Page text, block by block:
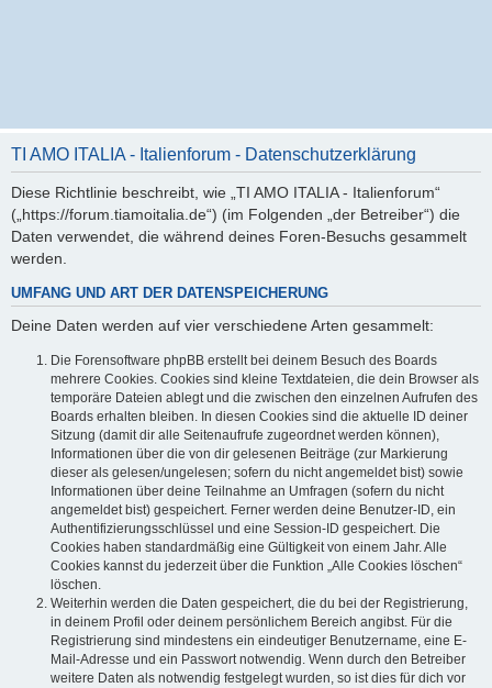
TI AMO ITALIA - Italienforum - Datenschutzerklärung
Diese Richtlinie beschreibt, wie „TI AMO ITALIA - Italienforum“
(„https://forum.tiamoitalia.de“) (im Folgenden „der Betreiber“) die
Daten verwendet, die während deines Foren-Besuchs gesammelt
werden.
UMFANG UND ART DER DATENSPEICHERUNG
Deine Daten werden auf vier verschiedene Arten gesammelt:
Die Forensoftware phpBB erstellt bei deinem Besuch des Boards
mehrere Cookies. Cookies sind kleine Textdateien, die dein Browser als
temporäre Dateien ablegt und die zwischen den einzelnen Aufrufen des
Boards erhalten bleiben. In diesen Cookies sind die aktuelle ID deiner
Sitzung (damit dir alle Seitenaufrufe zugeordnet werden können),
Informationen über die von dir gelesenen Beiträge (zur Markierung
dieser als gelesen/ungelesen; sofern du nicht angemeldet bist) sowie
Informationen über deine Teilnahme an Umfragen (sofern du nicht
angemeldet bist) gespeichert. Ferner werden deine Benutzer-ID, ein
Authentifizierungsschlüssel und eine Session-ID gespeichert. Die
Cookies haben standardmäßig eine Gültigkeit von einem Jahr. Alle
Cookies kannst du jederzeit über die Funktion „Alle Cookies löschen“
löschen.
Weiterhin werden die Daten gespeichert, die du bei der Registrierung,
in deinem Profil oder deinem persönlichem Bereich angibst. Für die
Registrierung sind mindestens ein eindeutiger Benutzername, eine E-
Mail-Adresse und ein Passwort notwendig. Wenn durch den Betreiber
weitere Daten als notwendig festgelegt wurden, so ist dies für dich vor